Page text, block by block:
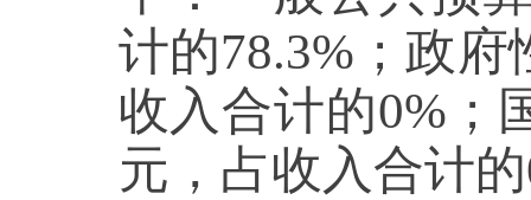
计的78.3%；政府
收入合计的0%；
元，占收入合计的